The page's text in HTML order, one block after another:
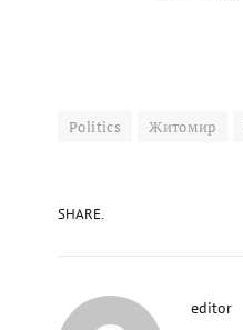
Politics Житомир
SHARE.
editor